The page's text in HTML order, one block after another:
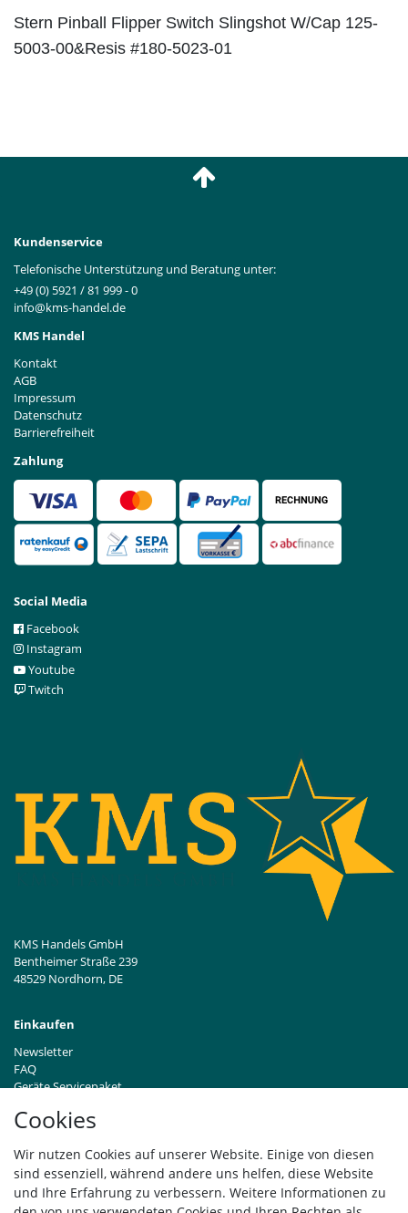
Cookies
Wir nutzen Cookies auf unserer Website. Einige von diesen
sind essenziell, während andere uns helfen, diese Website
und Ihre Erfahrung zu verbessern. Weitere Informationen zu
Stern Pinball Flipper Switch Slingshot W/Cap 125-
5003-00&Resis #180-5023-01
Kundenservice
Telefonische Unterstützung und Beratung unter:
+49 (0) 5921 / 81 999 - 0
info@kms-handel.de
KMS Handel
Kontakt
AGB
Impressum
Datenschutz
Barrierefreiheit
Zahlung
Social Media
Facebook
Instagram
Youtube
Twitch
KMS Handels GmbH
Bentheimer Straße 239
48529 Nordhorn, DE
Einkaufen
Newsletter
FAQ
Geräte Servicepaket
Händleranfragen B2B
Widerrufsrecht
Vertrag widerrufen